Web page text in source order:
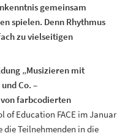
gemeinsam
spielen. Denn Rhythmus
zu vielseitigen
„Musizieren mit
Co. –
farbcodierten
of Education FACE im Januar
die Teilnehmenden in die